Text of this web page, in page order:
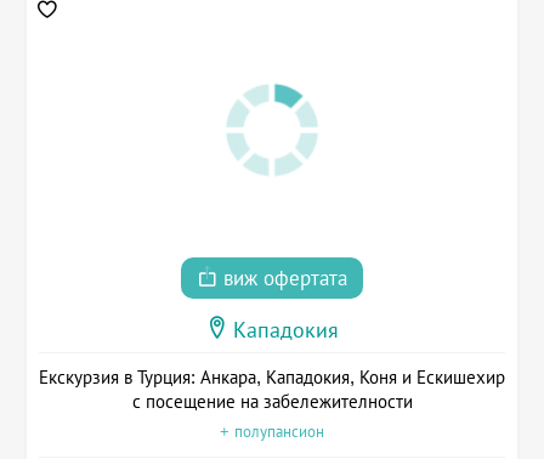
виж офертата
Кападокия
Екскурзия в Турция: Анкара, Кападокия, Коня и Ескишехир
с посещение на забележителности
+ полупансион